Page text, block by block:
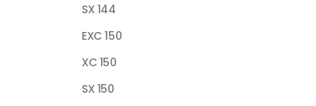
SX 144
EXC 150
XC 150
SX 150